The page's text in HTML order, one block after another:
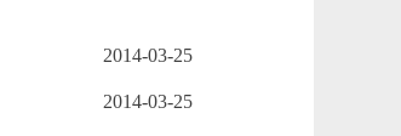
2014-03-25
2014-03-25